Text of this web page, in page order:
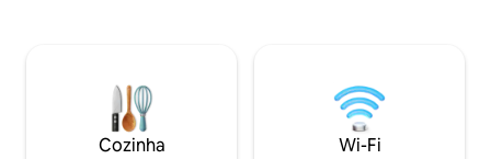
Estacionamento
edifício Perfeito para turistas e viajantes
de negócios (não
Cozinha Wi-Fi